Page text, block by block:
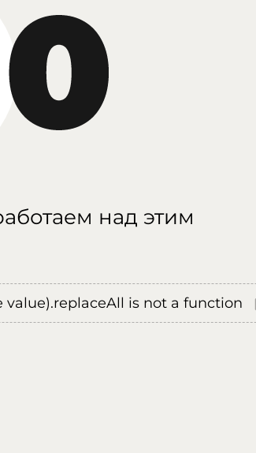
над этим
is not a function